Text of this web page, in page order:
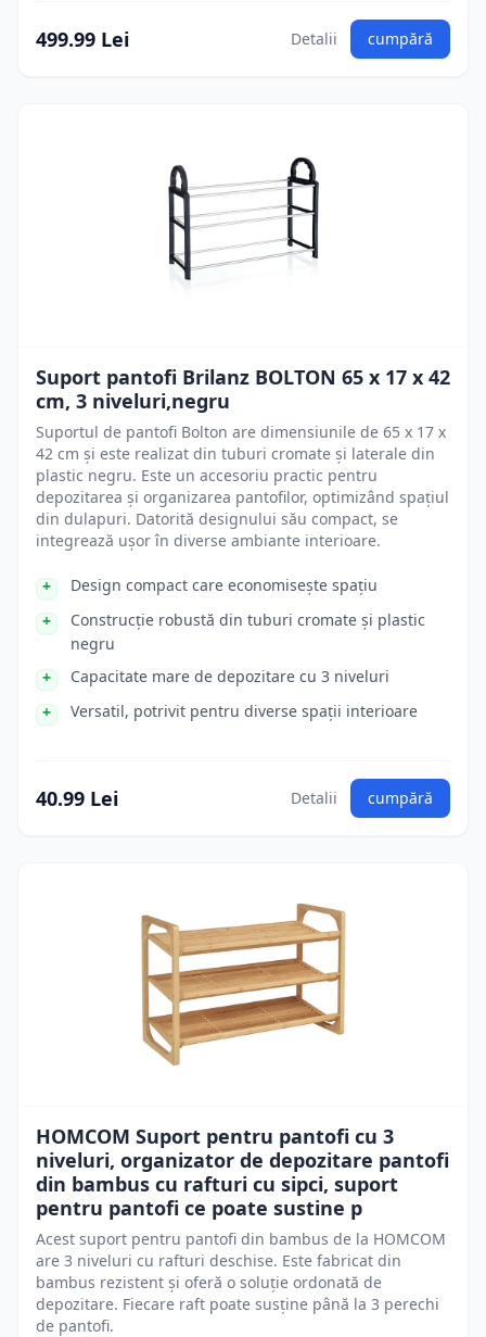
499.99 Lei Detalii cumpără
Suport pantofi Brilanz BOLTON 65 x 17 x 42
cm, 3 niveluri,negru
Suportul de pantofi Bolton are dimensiunile de 65 x 17 x
42 cm și este realizat din tuburi cromate și laterale din
plastic negru. Este un accesoriu practic pentru
depozitarea și organizarea pantofilor, optimizând spațiul
din dulapuri. Datorită designului său compact, se
integrează ușor în diverse ambiante interioare.
Design compact care economisește spațiu
Construcție robustă din tuburi cromate și plastic
negru
Capacitate mare de depozitare cu 3 niveluri
Versatil, potrivit pentru diverse spații interioare
40.99 Lei Detalii cumpără
HOMCOM Suport pentru pantofi cu 3
niveluri, organizator de depozitare pantofi
din bambus cu rafturi cu sipci, suport
pentru pantofi ce poate sustine p
Acest suport pentru pantofi din bambus de la HOMCOM
are 3 niveluri cu rafturi deschise. Este fabricat din
bambus rezistent și oferă o soluție ordonată de
depozitare. Fiecare raft poate susține până la 3 perechi
de pantofi.